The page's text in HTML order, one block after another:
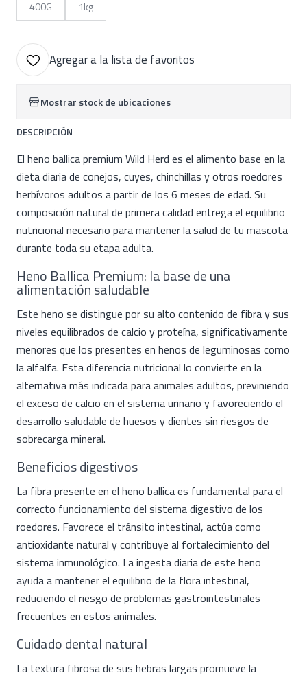
400G 1kg
Agregar a la lista de favoritos
Mostrar stock de ubicaciones
DESCRIPCIÓN
El heno ballica premium Wild Herd es el alimento base en la
dieta diaria de conejos, cuyes, chinchillas y otros roedores
herbívoros adultos a partir de los 6 meses de edad. Su
composición natural de primera calidad entrega el equilibrio
nutricional necesario para mantener la salud de tu mascota
durante toda su etapa adulta.
Heno Ballica Premium: la base de una
alimentación saludable
Este heno se distingue por su alto contenido de fibra y sus
niveles equilibrados de calcio y proteína, significativamente
menores que los presentes en henos de leguminosas como
la alfalfa. Esta diferencia nutricional lo convierte en la
alternativa más indicada para animales adultos, previniendo
el exceso de calcio en el sistema urinario y favoreciendo el
desarrollo saludable de huesos y dientes sin riesgos de
sobrecarga mineral.
Beneficios digestivos
La fibra presente en el heno ballica es fundamental para el
correcto funcionamiento del sistema digestivo de los
roedores. Favorece el tránsito intestinal, actúa como
antioxidante natural y contribuye al fortalecimiento del
sistema inmunológico. La ingesta diaria de este heno
ayuda a mantener el equilibrio de la flora intestinal,
reduciendo el riesgo de problemas gastrointestinales
frecuentes en estos animales.
Cuidado dental natural
La textura fibrosa de sus hebras largas promueve la